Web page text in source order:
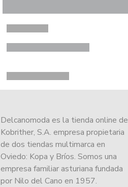
Delcanomoda es la tienda online de
Kobrither, S.A. empresa propietaria
de dos tiendas multimarca en
Oviedo: Kopa y Bríos. Somos una
empresa familiar asturiana fundada
por Nilo del Cano en 1957.